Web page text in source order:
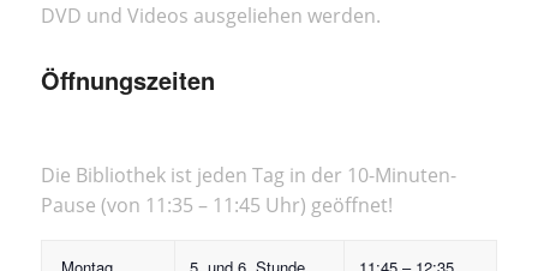
DVD und Videos ausgeliehen werden.
Öffnungszeiten
Die Bibliothek ist jeden Tag in der 10-Minuten-
Pause (von 11:35 – 11:45 Uhr) geöffnet!
Montag 5. und 6. Stunde 11:45 – 12:35